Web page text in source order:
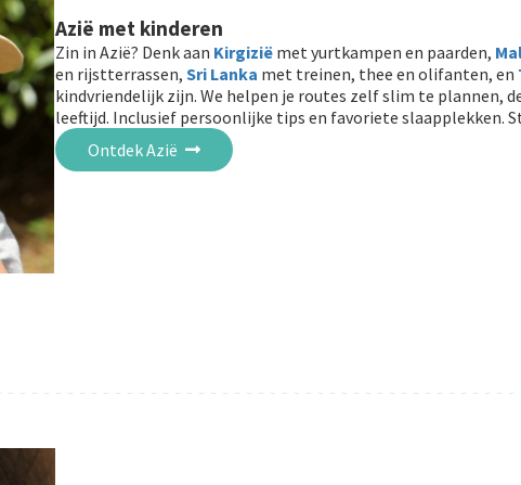
Azië met kinderen
Zin in Azië? Denk aan Kirgizië met yurtkampen en paarden,
en rijstterrassen, Sri Lanka met treinen, thee en olifanten, en
kindvriendelijk zijn. We helpen je routes zelf slim te plannen,
leeftijd. Inclusief persoonlijke tips en favoriete slaapplekken.
Ontdek Azië
- - - - - - - - - - - - - - - - - - - - - - - - - - - - - - - - - - - - - - - - -